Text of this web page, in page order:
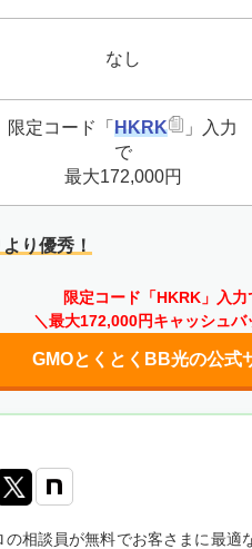
なし
限定コード「 HKRK
」入力
で
最大172,000円
り優秀！
限定コード「HKRK」入力
＼最大172,000円キャッシュバ
GMOとくとくBB光の公式
の相談員が無料でお客さまに最